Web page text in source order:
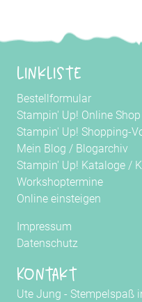
Linkliste
Bestellformular
Stampin' Up! Online Shop
Stampin' Up! Shopping-
Mein Blog / Blogarchiv
Stampin' Up! Kataloge /
Workshoptermine
Online einsteigen
Impressum
Datenschutz
Kontakt
Ute Jung - Stempelspaß